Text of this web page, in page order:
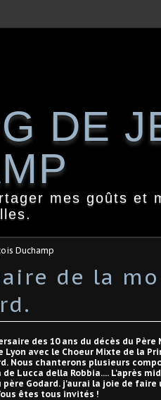
DE
mes goûts et
Duchamp
de la
des 10 ans du décès du Père
Lyon avec le Choeur Mixte de la
Nous chanterons plusieurs
de Lucca della Robbia.... L'après
Godard. j'aurai la joie de
êtes tous invités !